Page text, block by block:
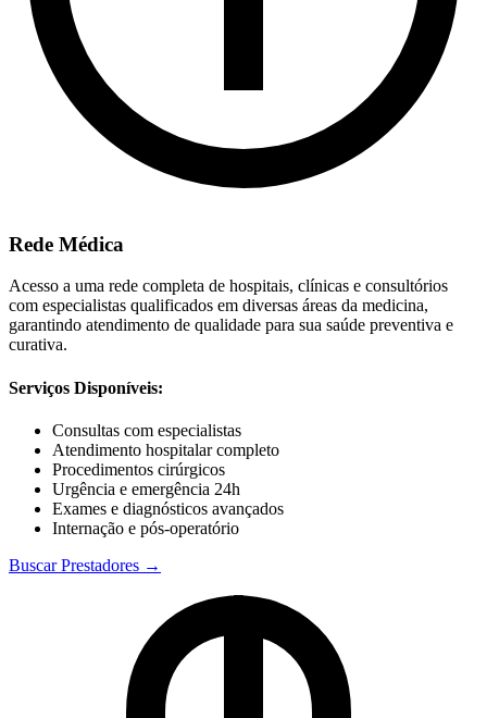
Rede Médica
Acesso a uma rede completa de hospitais, clínicas e consultórios
com especialistas qualificados em diversas áreas da medicina,
garantindo atendimento de qualidade para sua saúde preventiva e
curativa.
Serviços Disponíveis:
Consultas com especialistas
Atendimento hospitalar completo
Procedimentos cirúrgicos
Urgência e emergência 24h
Exames e diagnósticos avançados
Internação e pós-operatório
Buscar Prestadores →